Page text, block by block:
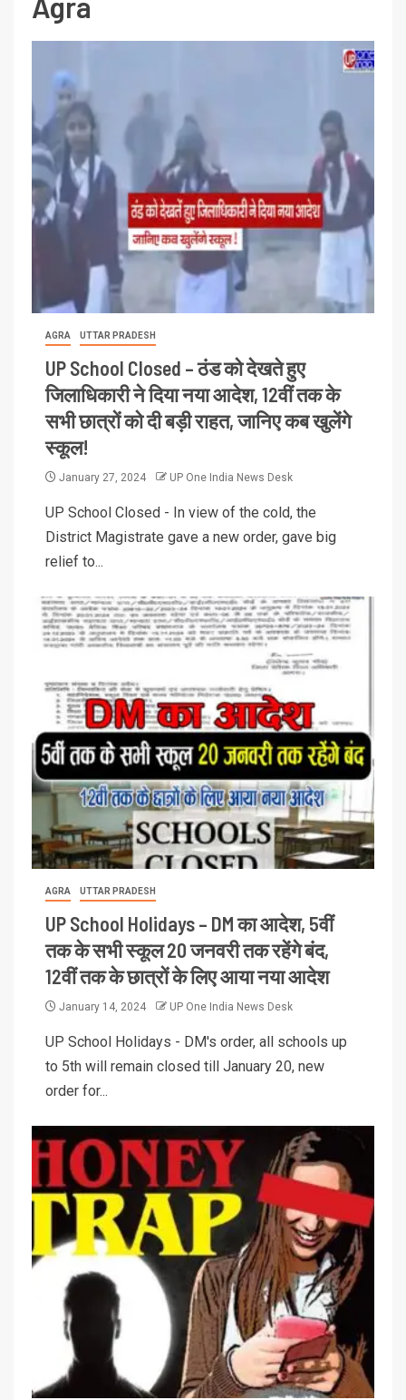
AGRA UTTAR PRADESH
UP School Closed – ठंड को देखते हुए
जिलाधिकारी ने दिया नया आदेश, 12वीं तक के
सभी छात्रों को दी बड़ी राहत, जानिए कब खुलेंगे
स्कूल!
January 27, 2024 UP One India News Desk
UP School Closed - In view of the cold, the
District Magistrate gave a new order, gave big
relief to...
AGRA UTTAR PRADESH
UP School Holidays – DM का आदेश, 5वीं
तक के सभी स्कूल 20 जनवरी तक रहेंगे बंद,
12वीं तक के छात्रों के लिए आया नया आदेश
January 14, 2024 UP One India News Desk
UP School Holidays - DM's order, all schools up
to 5th will remain closed till January 20, new
order for...